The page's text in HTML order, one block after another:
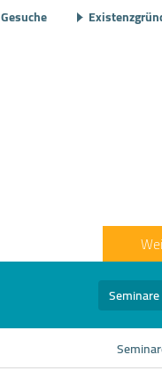
Gesuche
Seminare